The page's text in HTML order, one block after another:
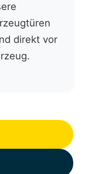
direkt vor